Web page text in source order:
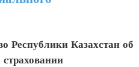
Республики Казахстан об